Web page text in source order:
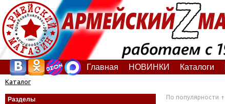
Главная НОВИНКИ Каталоги
Каталог
Разделы По популярности